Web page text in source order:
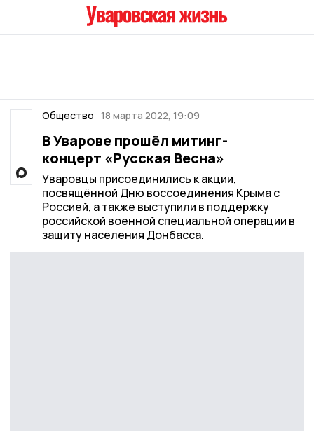
Общество 18 марта 2022, 19:09
В Уварове прошёл митинг-
концерт «Русская Весна»
Уваровцы присоединились к акции,
посвящённой Дню воссоединения Крыма с
Россией, а также выступили в поддержку
российской военной специальной операции в
защиту населения Донбасса.